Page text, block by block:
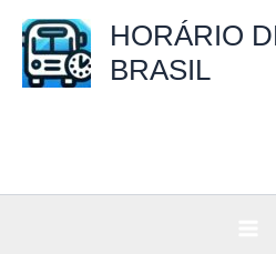
para
HORÁRIO
BRASIL